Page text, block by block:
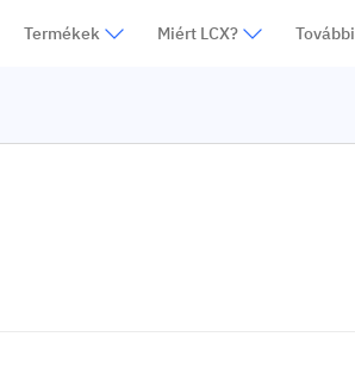
Termékek Miért LCX? További